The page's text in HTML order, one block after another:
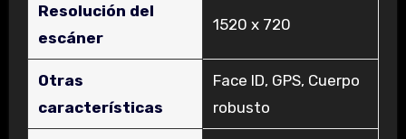
Resolución del
escáner
‎1520 x 720
Otras
características
‎Face ID, GPS, Cuerpo
robusto